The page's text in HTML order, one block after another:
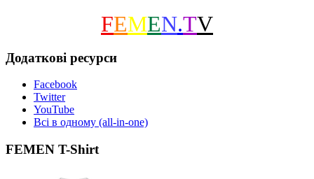
FEMEN.TV
Додаткові ресурси
Facebook
Twitter
YouTube
Всі в одному (all-in-one)
FEMEN T-Shirt